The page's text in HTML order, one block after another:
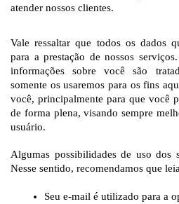
atender nossos clientes.
Vale ressaltar que todos os dados
para a prestação de nossos
informações sobre você são
somente os usaremos para os fins
você, principalmente para que você
de forma plena, visando sempre
usuário.
Algumas possibilidades de uso dos
Nesse sentido, recomendamos que
Seu e-mail é utilizado para a